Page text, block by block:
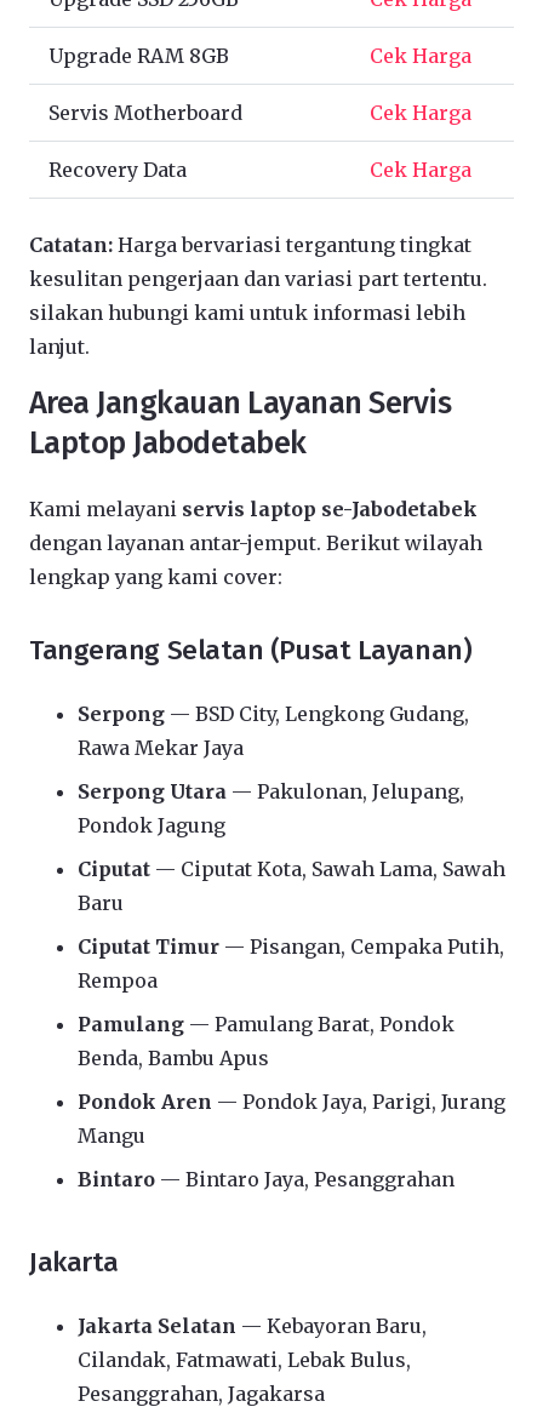
Upgrade RAM 8GB Cek Harga
Servis Motherboard Cek Harga
Recovery Data Cek Harga
Catatan: Harga bervariasi tergantung tingkat
kesulitan pengerjaan dan variasi part tertentu.
silakan hubungi kami untuk informasi lebih
lanjut.
Area Jangkauan Layanan Servis
Laptop Jabodetabek
Kami melayani servis laptop se-Jabodetabek
dengan layanan antar-jemput. Berikut wilayah
lengkap yang kami cover:
Tangerang Selatan (Pusat Layanan)
Serpong — BSD City, Lengkong Gudang,
Rawa Mekar Jaya
Serpong Utara — Pakulonan, Jelupang,
Pondok Jagung
Ciputat — Ciputat Kota, Sawah Lama, Sawah
Baru
Ciputat Timur — Pisangan, Cempaka Putih,
Rempoa
Pamulang — Pamulang Barat, Pondok
Benda, Bambu Apus
Pondok Aren — Pondok Jaya, Parigi, Jurang
Mangu
Bintaro — Bintaro Jaya, Pesanggrahan
Jakarta
Jakarta Selatan — Kebayoran Baru,
Cilandak, Fatmawati, Lebak Bulus,
Pesanggrahan, Jagakarsa